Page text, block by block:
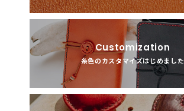
Customization
糸色のカスタマイズはじめました